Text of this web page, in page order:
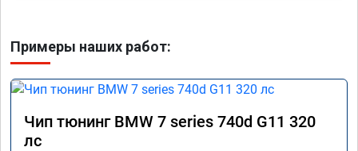
Примеры наших работ:
Чип тюнинг BMW 7 series 740d G11 320
лс